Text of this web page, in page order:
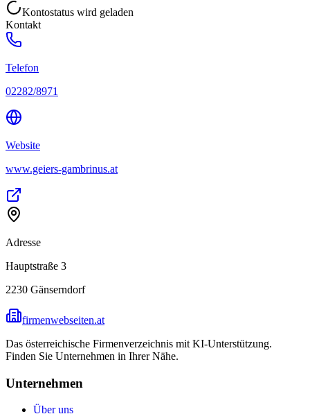
Kontostatus wird geladen
Kontakt
Telefon
02282/8971
Website
www.geiers-gambrinus.at
Adresse
Hauptstraße 3
2230 Gänserndorf
firmenwebseiten.at
Das österreichische Firmenverzeichnis mit KI-Unterstützung.
Finden Sie Unternehmen in Ihrer Nähe.
Unternehmen
Über uns